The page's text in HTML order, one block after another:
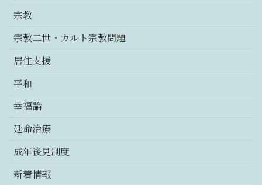
宗教
宗教二世・カルト宗教問題
居住支援
平和
幸福論
延命治療
成年後見制度
新着情報